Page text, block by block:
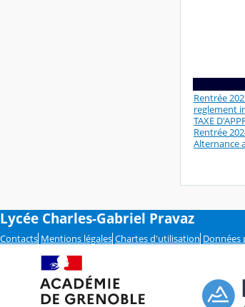
Rentrée
reglement
TAXE
Rentrée
Alternance
Lycée Charles-Gabriel Pravaz
Contacts Mentions légales Chartes d'utilisation Données